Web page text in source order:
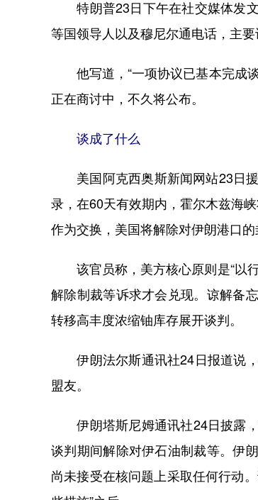
特朗普23日下午在社交媒体发文
等国领导人以及穆尼尔通电话，主要
他写道，“一项协议已基本完成谈
正在商讨中，不久将公布。
谈成了什么
美国阿克西奥斯新闻网站23日援
录，在60天有效期内，霍尔木兹海
作为交换，美国将解除对伊朗港口
该官员称，美方核心原则是“以行
解除制裁等诉求才会兑现。谅解备
转移高丰度浓缩铀库存展开谈判。
伊朗法尔斯通讯社24日报道说，
盟友。
伊朗塔斯尼姆通讯社24日披露，
谈判期间解除对伊石油制裁等。伊
尚未接受在核问题上采取任何行动